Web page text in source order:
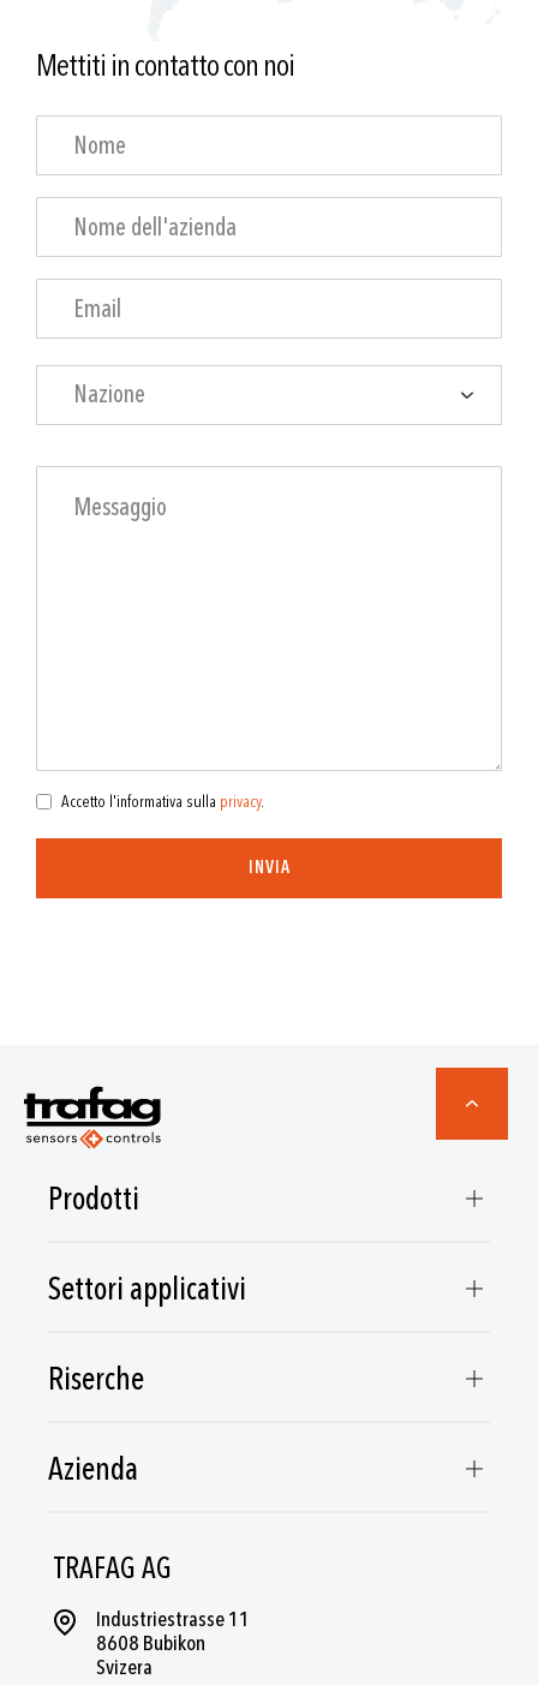
Mettiti in contatto con noi
Nazione
Accetto l'informativa sulla privacy.
INVIA
TRAFAG AG
Industriestrasse 11
8608 Bubikon
Svizera
Prodotti
Settori applicativi
Riserche
Azienda